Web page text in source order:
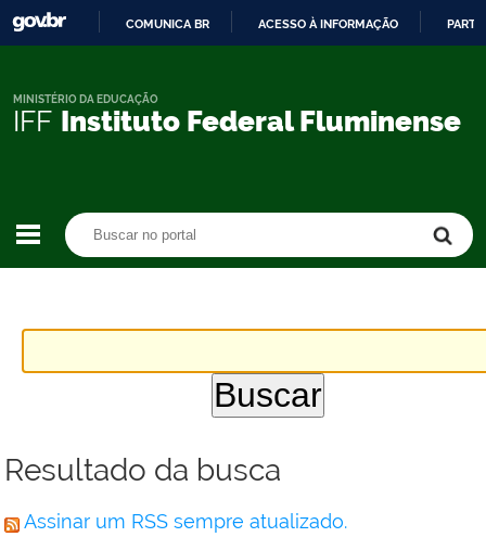
CONTEÚDO
COMUNICA BR ACESSO À INFORMAÇÃO
IFF Instituto Federal Fluminense
MINISTÉRIO DA EDUCAÇÃO
Resultado da busca
Assinar um RSS sempre atualizado.